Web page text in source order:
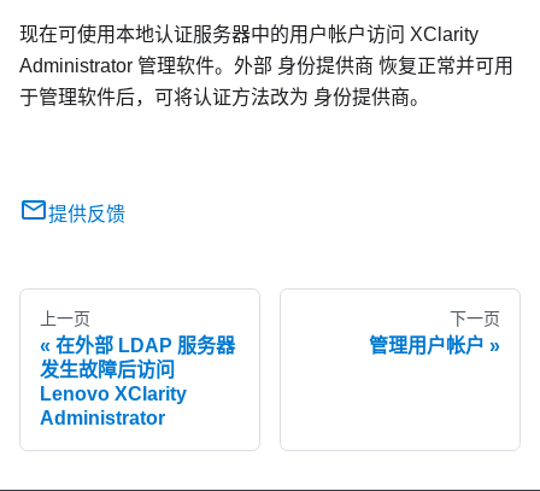
现在可使用本地认证服务器中的用户帐户访问 XClarity
Administrator 管理软件。外部 身份提供商 恢复正常并可用
于管理软件后，可将认证方法改为 身份提供商。
提供反馈
上一页
在外部 LDAP 服务器
发生故障后访问
Lenovo XClarity
Administrator
下一页
管理用户帐户